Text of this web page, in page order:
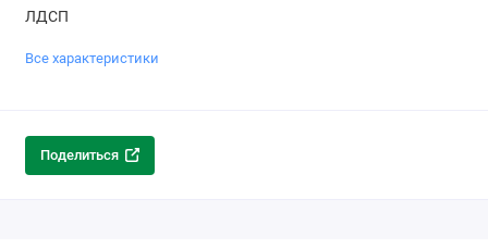
ЛДСП
Все характеристики
Поделиться